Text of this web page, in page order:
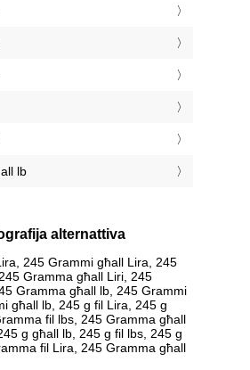
lb
alternattiva
245 Grammi għall Lira, 245
Gramma għall Liri, 245
Gramma għall lb, 245 Grammi
għall lb, 245 g fil Lira, 245 g
fil lbs, 245 Gramma għall
g għall lb, 245 g fil lbs, 245 g
fil Lira, 245 Gramma għall